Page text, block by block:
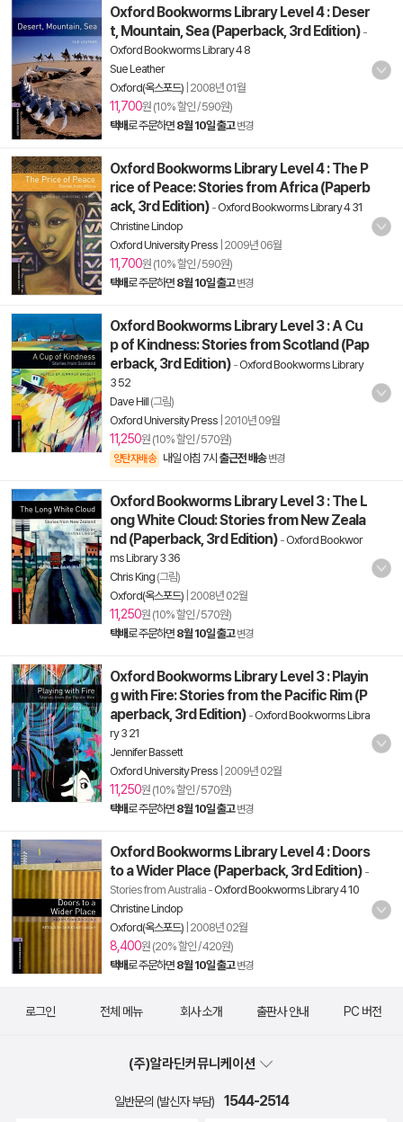
Oxford Bookworms Library Level 4 : Deser
t, Mountain, Sea (Paperback, 3rd Edition) -
Oxford Bookworms Library 4 8
Sue Leather
Oxford(옥스포드) 2008년 01월
11,700원 (10% 할인 / 590원)
택배로 주문하면 8월 10일 출고 변경
Oxford Bookworms Library Level 4 : The P
rice of Peace: Stories from Africa (Paperb
ack, 3rd Edition) -Oxford Bookworms Library 4 31
Christine Lindop
Oxford University Press 2009년 06월
11,700원 (10% 할인 / 590원)
택배로 주문하면 8월 10일 출고 변경
Oxford Bookworms Library Level 3 : A Cu
p of Kindness: Stories from Scotland (Pap
erback, 3rd Edition) -Oxford Bookworms Library
3 52
Dave Hill (그림)
Oxford University Press 2010년 09월
11,250원 (10% 할인 / 570원)
양탄자배송 내일 아침 7시 출근전 배송 변경
Oxford Bookworms Library Level 3 : The L
ong White Cloud: Stories from New Zeala
nd (Paperback, 3rd Edition) -Oxford Bookwor
ms Library 3 36
Chris King (그림)
Oxford(옥스포드) 2008년 02월
11,250원 (10% 할인 / 570원)
택배로 주문하면 8월 10일 출고 변경
Oxford Bookworms Library Level 3 : Playin
g with Fire: Stories from the Pacific Rim (P
aperback, 3rd Edition) -Oxford Bookworms Libra
ry 3 21
Jennifer Bassett
Oxford University Press 2009년 02월
11,250원 (10% 할인 / 570원)
택배로 주문하면 8월 10일 출고 변경
Oxford Bookworms Library Level 4 : Doors
to a Wider Place (Paperback, 3rd Edition) -
Stories from Australia -Oxford Bookworms Library 4 10
Christine Lindop
Oxford(옥스포드) 2008년 02월
8,400원 (20% 할인 / 420원)
택배로 주문하면 8월 10일 출고 변경
로그인 전체 메뉴 회사 소개 출판사 안내 PC 버전
(주)알라딘커뮤니케이션
일반문의 (발신자 부담) 1544-2514